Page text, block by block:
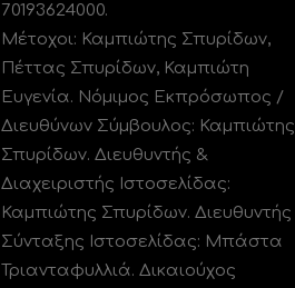
70193624000.
Μέτοχοι: Καμπιώτης Σπυρίδων,
Πέττας Σπυρίδων, Καμπιώτη
Ευγενία. Νόμιμος Εκπρόσωπος /
Διευθύνων Σύμβουλος: Καμπιώτης
Σπυρίδων. Διευθυντής &
Διαχειριστής Ιστοσελίδας:
Καμπιώτης Σπυρίδων. Διευθυντής
Σύνταξης Ιστοσελίδας: Μπάστα
Τριανταφυλλιά. Δικαιούχος